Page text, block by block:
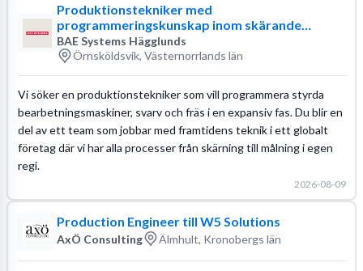
Produktionstekniker med
programmeringskunskap inom skärande
bearbetning
BAE Systems Hägglunds
Örnsköldsvik, Västernorrlands län
Vi söker en produktionstekniker som vill programmera styrda
bearbetningsmaskiner, svarv och fräs i en expansiv fas. Du blir en
del av ett team som jobbar med framtidens teknik i ett globalt
företag där vi har alla processer från skärning till målning i egen
regi.
2026-08-09
Production Engineer till W5 Solutions
AxÖ Consulting Älmhult, Kronobergs län